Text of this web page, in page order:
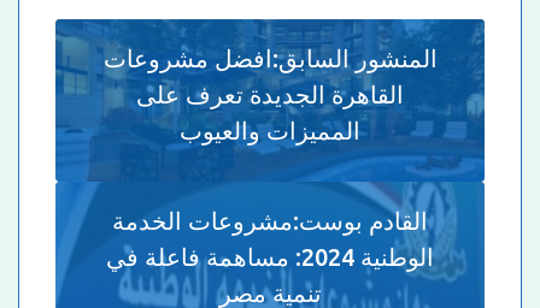
المنشور السابق:افضل مشروعات
القاهرة الجديدة تعرف على
المميزات والعيوب
القادم بوست:مشروعات الخدمة
الوطنية 2024: مساهمة فاعلة في
تنمية مصر